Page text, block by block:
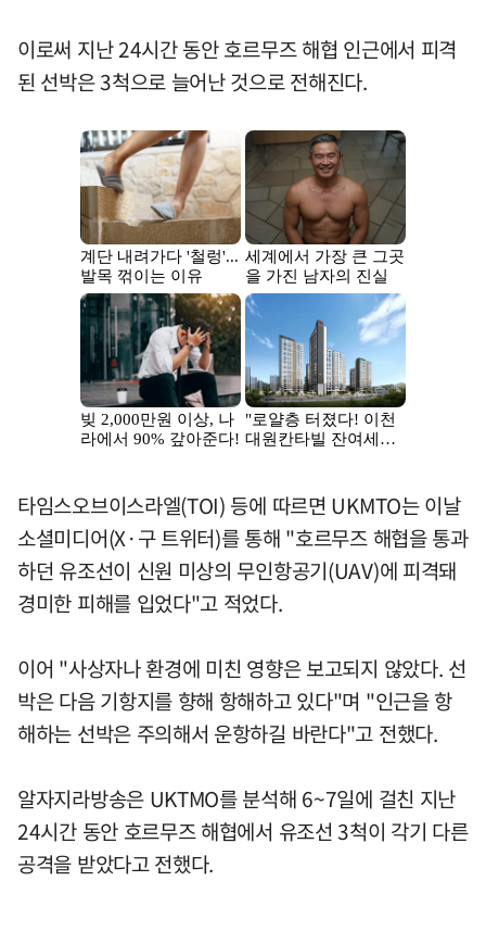
이로써 지난 24시간 동안 호르무즈 해협 인근에서 피격
된 선박은 3척으로 늘어난 것으로 전해진다.
타임스오브이스라엘(TOI) 등에 따르면 UKMTO는 이날
소셜미디어(X·구 트위터)를 통해 "호르무즈 해협을 통과
하던 유조선이 신원 미상의 무인항공기(UAV)에 피격돼
경미한 피해를 입었다"고 적었다.
이어 "사상자나 환경에 미친 영향은 보고되지 않았다. 선
박은 다음 기항지를 향해 항해하고 있다"며 "인근을 항
해하는 선박은 주의해서 운항하길 바란다"고 전했다.
알자지라방송은 UKTMO를 분석해 6~7일에 걸친 지난
24시간 동안 호르무즈 해협에서 유조선 3척이 각기 다른
공격을 받았다고 전했다.